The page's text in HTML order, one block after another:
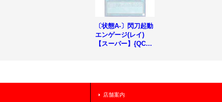
〔状態A-〕閃刀起動
エンゲージ(レイ)
【スーパー】{QCAC
店舗案内